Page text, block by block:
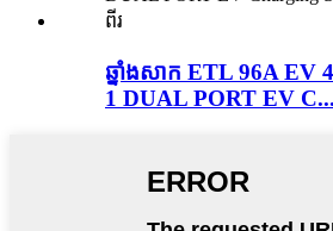
ឆ្នាំងសាក ETL 96A EV
1 DUAL PORT EV C...